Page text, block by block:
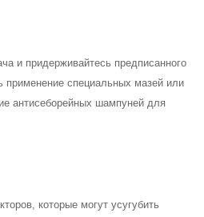
и придерживайтесь предписанного
применение специальных мазей или
антисеборейных шампуней для
которые могут усугубить